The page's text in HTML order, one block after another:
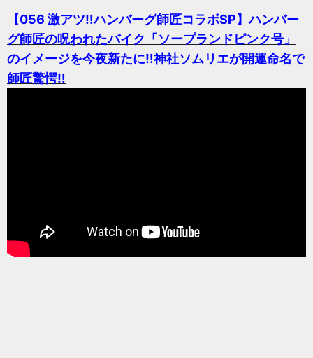
【056 激アツ‼️ハンバーグ師匠コラボSP】ハンバー
グ師匠の呪われたバイク「ソープランドピンク号」
のイメージを今夜新たに‼️神社ソムリエが開運命名で
師匠驚愕‼️